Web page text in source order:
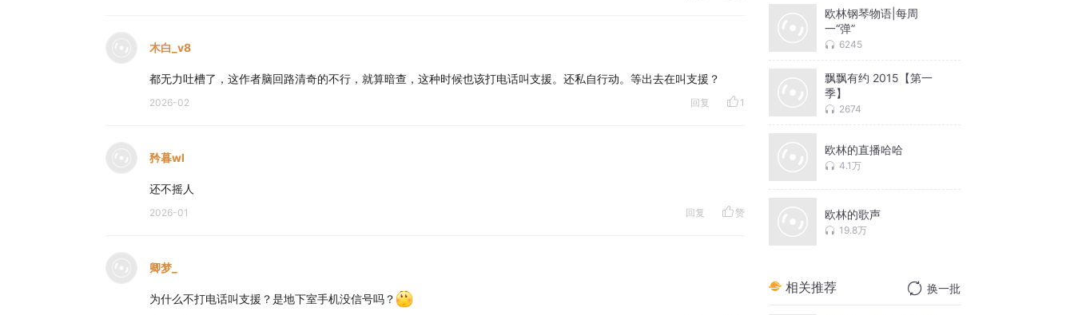
木白_v8
都无力吐槽了，这作者脑回路清奇的不行，就算暗查，这种时候也该打电话叫支援。还私自行动。等出去在叫支援？
2026-02 回复 1
矜暮wl
还不摇人
2026-01 回复 赞
卿梦_
为什么不打电话叫支援？是地下室手机没信号吗？
欧林钢琴物语|每周
一“弹”
6245
飘飘有约 2015【第一
季】
2674
欧林的直播哈哈
4.1万
欧林的歌声
19.8万
相关推荐 换一批